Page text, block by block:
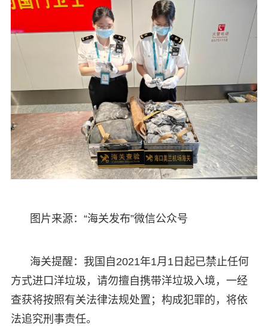
图片来源：“海关发布”微信公众号
海关提醒：我国自2021年1月1日起已禁止任何
方式进口洋垃圾，请勿擅自携带洋垃圾入境，一经
查获将按照有关法律法规处置；构成犯罪的，将依
法追究刑事责任。